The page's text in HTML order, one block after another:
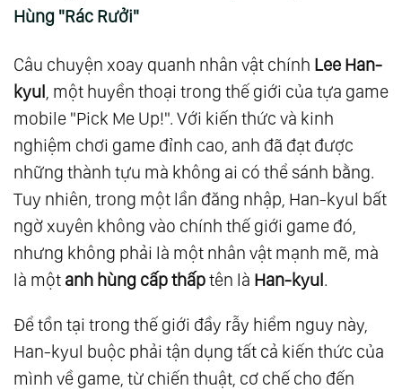
Hùng "Rác Rưởi"
Câu chuyện xoay quanh nhân vật chính Lee Han-
kyul , một huyền thoại trong thế giới của tựa game
mobile "Pick Me Up!". Với kiến thức và kinh
nghiệm chơi game đỉnh cao, anh đã đạt được
những thành tựu mà không ai có thể sánh bằng.
Tuy nhiên, trong một lần đăng nhập, Han-kyul bất
ngờ xuyên không vào chính thế giới game đó,
nhưng không phải là một nhân vật mạnh mẽ, mà
là một anh hùng cấp thấptên là Han-kyul.
Để tồn tại trong thế giới đầy rẫy hiểm nguy này,
Han-kyul buộc phải tận dụng tất cả kiến thức của
mình về game, từ chiến thuật, cơ chế cho đến